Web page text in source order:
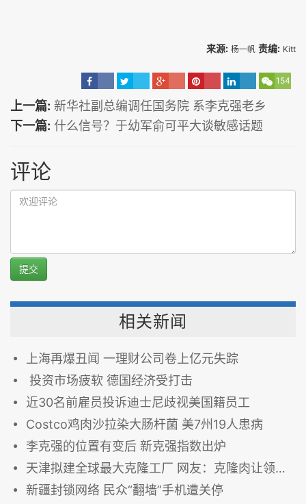
来源: 杨一帆 责编: Kitt
154
上一篇: 新华社副总编调任国务院 系李克强老乡
下一篇: 什么信号？于幼军俞可平大谈敏感话题
评论
提交
相关新闻
上海再爆丑闻 一理财公司卷上亿元失踪
投资市场疲软 德国经济受打击
近30名前雇员投诉迪士尼歧视美国籍员工
Costco鸡肉沙拉染大肠杆菌 美7州19人患病
李克强的位置有变后 新克强指数出炉
天津拟建全球最大克隆工厂 网友：克隆肉让领导先吃
新疆封锁网络 民众“翻墙”手机遭关停